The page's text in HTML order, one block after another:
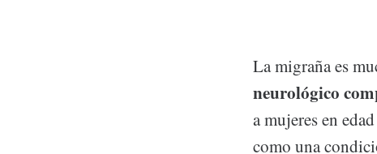
La migraña es
neurológico
a mujeres en
como una